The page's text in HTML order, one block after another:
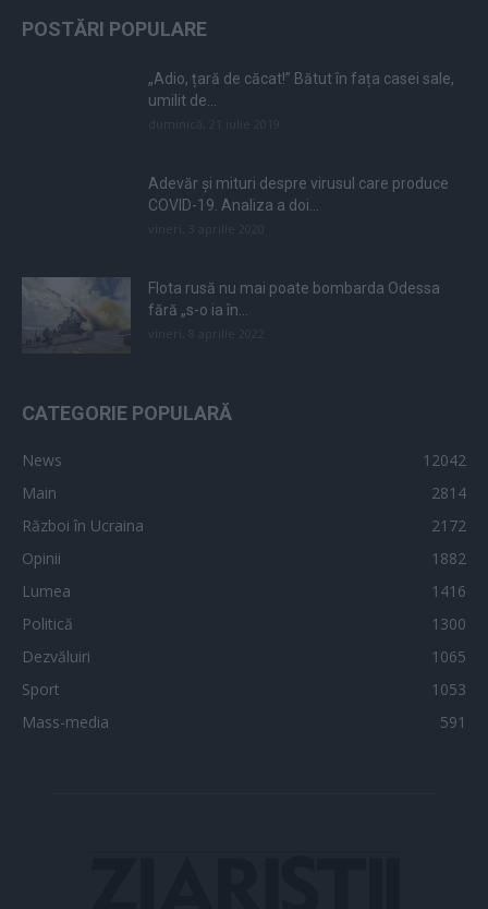
POSTĂRI POPULARE
„Adio, țară de căcat!” Bătut în fața casei sale,
umilit de...
Adevăr și mituri despre virusul care produce
COVID-19. Analiza a doi...
Flota rusă nu mai poate bombarda Odessa
fără „s-o ia în...
CATEGORIE POPULARĂ
News
12042
Main
2814
Război în Ucraina
2172
Opinii
1882
Lumea
1416
Politică
1300
Dezvăluiri
1065
Sport
1053
Mass-media
591